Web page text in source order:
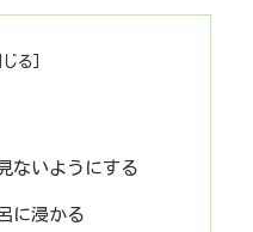
ないようにする
に浸かる